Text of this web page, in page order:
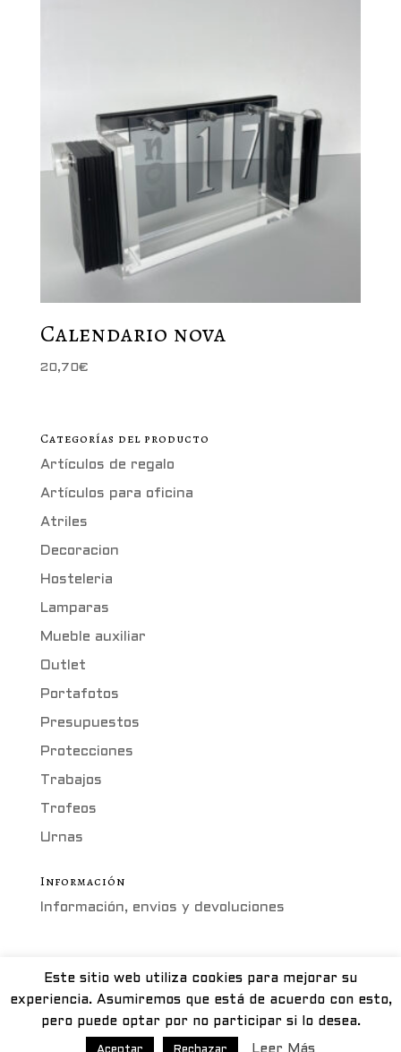
Calendario nova
20,70€
Categorías del producto
Artículos de regalo
Artículos para oficina
Atriles
Decoracion
Hosteleria
Lamparas
Mueble auxiliar
Outlet
Portafotos
Presupuestos
Protecciones
Trabajos
Trofeos
Urnas
Información
Información, envios y devoluciones
METACRILATO ZARAGOZA - Calle Guara, 11
(Pol Ind Valdeconsejo) - 50410 Cuarte de
Huerva, Zaragoza. Tel. 976 50 21 30 -
Este sitio web utiliza cookies para mejorar su
experiencia. Asumiremos que está de acuerdo con esto,
pero puede optar por no participar si lo desea.
Leer Más